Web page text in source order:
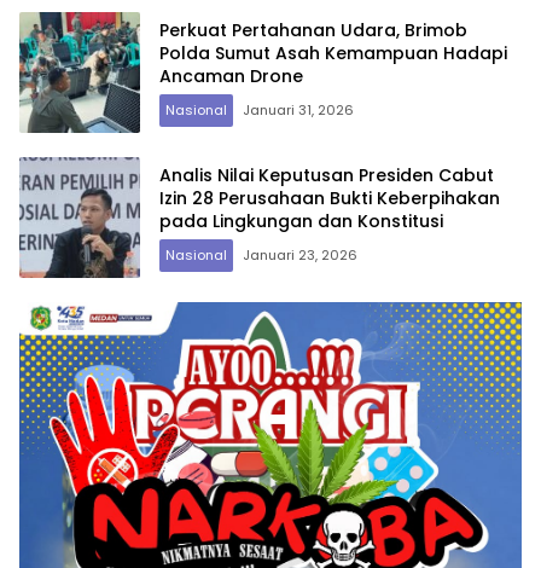
Perkuat Pertahanan Udara, Brimob
Polda Sumut Asah Kemampuan Hadapi
Ancaman Drone
Nasional Januari 31, 2026
Analis Nilai Keputusan Presiden Cabut
Izin 28 Perusahaan Bukti Keberpihakan
pada Lingkungan dan Konstitusi
Nasional Januari 23, 2026